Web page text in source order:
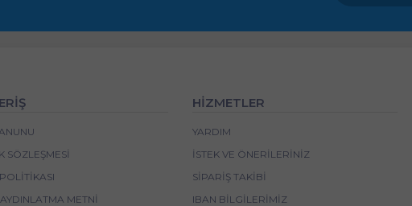
SÖZLEŞMESI
METNI
HİZMETLER
YARDIM
İSTEK VE ÖNERILERINIZ
SIPARIŞ TAKIBI
IBAN BİLGİLERİMİZ